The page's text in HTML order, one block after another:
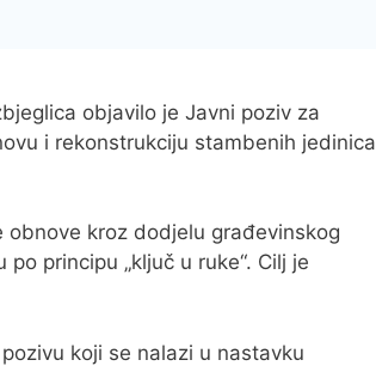
objavilo je Javni poziv za
i rekonstrukciju stambenih jedinica
kroz dodjelu građevinskog
principu „ključ u ruke“. Cilj je
koji se nalazi u nastavku